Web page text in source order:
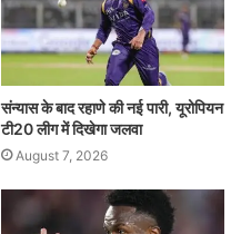
संन्यास के बाद रहाणे की नई पारी, यूरोपियन
टी20 लीग में दिखेगा जलवा
August 7, 2026